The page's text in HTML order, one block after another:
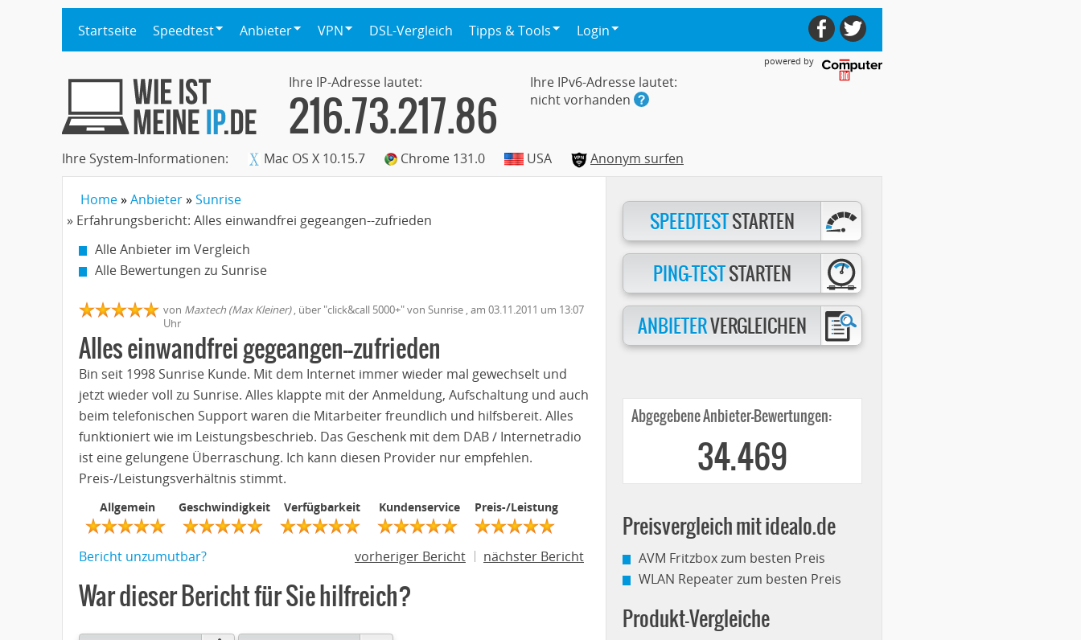
Startseite Speedtest Anbieter VPN DSL-Vergleich Tipps & Tools Login
powered by
Ihre IP-Adresse lautet:
216.73.217.86
Ihre IPv6-Adresse lautet:
nicht vorhanden
Ihre System-Informationen: Mac OS X 10.15.7 Chrome 131.0 USA Anonym surfen
Home Anbieter
Sunrise
» Erfahrungsbericht: Alles einwandfrei gegeangen--zufrieden
Alle Anbieter im Vergleich
Alle Bewertungen zu Sunrise
von Maxtech (Max Kleiner), über "click&call 5000+" von Sunrise , am 03.11.2011 um 13:07
Uhr
Alles einwandfrei gegeangen--zufrieden
Bin seit 1998 Sunrise Kunde. Mit dem Internet immer wieder mal gewechselt und
jetzt wieder voll zu Sunrise. Alles klappte mit der Anmeldung, Aufschaltung und auch
beim telefonischen Support waren die Mitarbeiter freundlich und hilfsbereit. Alles
funktioniert wie im Leistungsbeschrieb. Das Geschenk mit dem DAB / Internetradio
ist eine gelungene Überraschung. Ich kann diesen Provider nur empfehlen.
Preis-/Leistungsverhältnis stimmt.
Allgemein Geschwindigkeit Verfügbarkeit Kundenservice Preis-/Leistung
Bericht unzumutbar? vorheriger Bericht nächster Bericht
War dieser Bericht für Sie hilfreich?
SPEEDTESTSTARTEN
PING-TESTSTARTEN
ANBIETERVERGLEICHEN
Abgegebene Anbieter-Bewertungen:
34.469
Preisvergleich mit idealo.de
AVM Fritzbox zum besten Preis
WLAN Repeater zum besten Preis
Produkt-Vergleiche